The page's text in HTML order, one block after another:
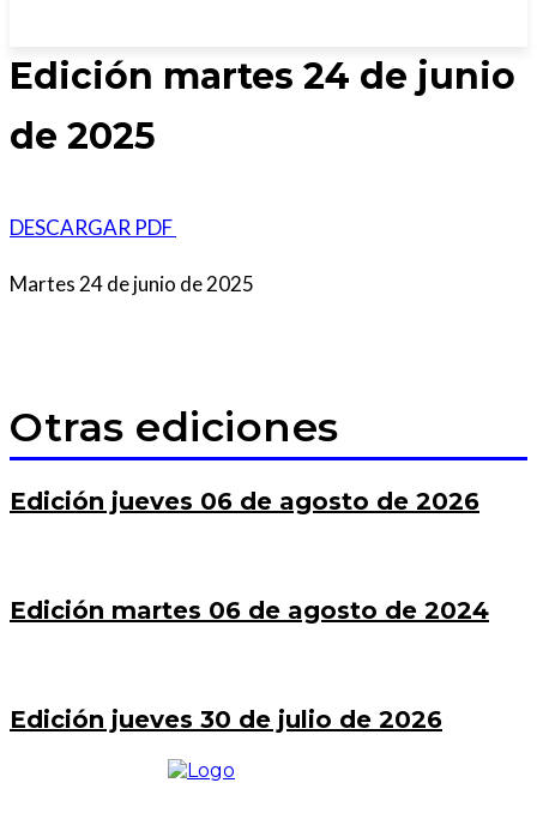
Edición martes 24 de junio
de 2025
DESCARGAR PDF
Martes 24 de junio de 2025
Otras ediciones
Edición jueves 06 de agosto de 2026
Edición martes 06 de agosto de 2024
Edición jueves 30 de julio de 2026